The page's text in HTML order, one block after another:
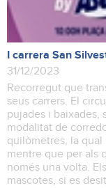
I carrera San
31/12/2023
Recorregut que
seus carrers. El
pujades i baixades,
modalitat de
quilòmetres, la
mentre que per als
només una volta.
mascotes, si es